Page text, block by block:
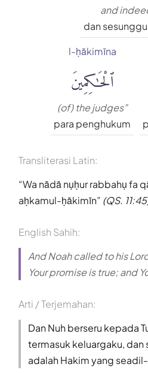
and
dan
l-ḥākimīna
ٱلْحَٰكِمِينَ
(of) the judges"
para penghukum
Transliterasi Latin:
Wa nādā nụḥur rabbahụ fa
aḥkamul-ḥākimīn (QS.
English Sahih:
And Noah called to his
Your promise is true; and
Arti / Terjemahan:
Dan Nuh berseru kepada
termasuk keluargaku, dan
adalah Hakim yang